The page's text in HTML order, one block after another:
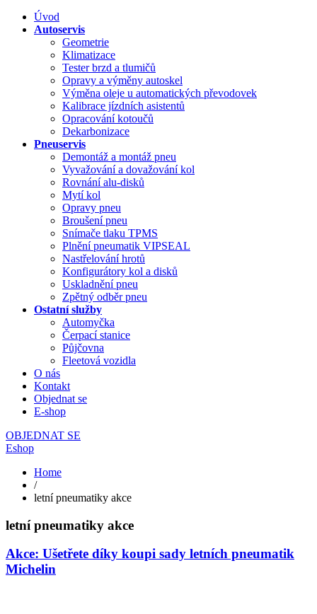
Úvod
Autoservis
Geometrie
Klimatizace
Tester brzd a tlumičů
Opravy a výměny autoskel
Výměna oleje u automatických převodovek
Kalibrace jízdních asistentů
Opracování kotoučů
Dekarbonizace
Pneuservis
Demontáž a montáž pneu
Vyvažování a dovažování kol
Rovnání alu-disků
Mytí kol
Opravy pneu
Broušení pneu
Snímače tlaku TPMS
Plnění pneumatik VIPSEAL
Nastřelování hrotů
Konfigurátory kol a disků
Uskladnění pneu
Zpětný odběr pneu
Ostatní služby
Automyčka
Čerpací stanice
Půjčovna
Fleetová vozidla
O nás
Kontakt
Objednat se
E-shop
OBJEDNAT SE
Eshop
Home
/
letní pneumatiky akce
letní pneumatiky akce
Akce: Ušetřete díky koupi sady letních pneumatik
Michelin